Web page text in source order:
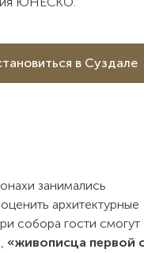
в Суздале
занимались
архитектурные
собора гости смогут
«живописца первой